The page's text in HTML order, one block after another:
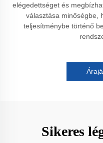
elégedettséget és
választása minőségbe,
teljesítménybe történő
Sikeres